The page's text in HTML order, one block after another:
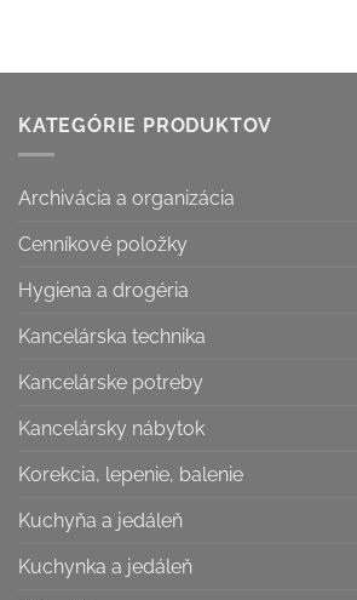
KATEGÓRIE PRODUKTOV
Archivácia a organizácia
Cenníkové položky
Hygiena a drogéria
Kancelárska technika
Kancelárske potreby
Kancelársky nábytok
Korekcia, lepenie, balenie
Kuchyňa a jedáleň
Kuchynka a jedáleň